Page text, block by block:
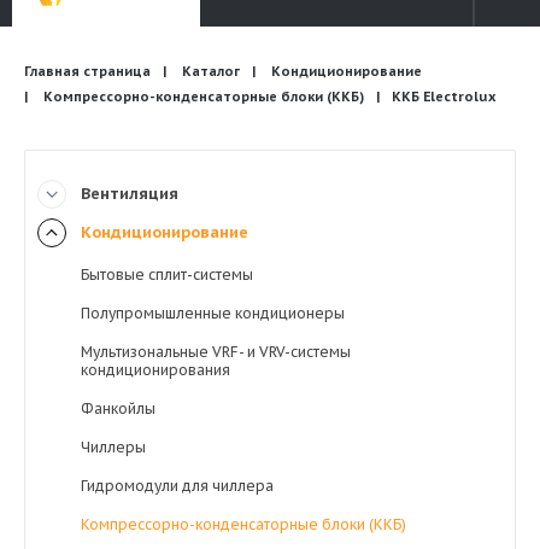
Бланки запросов
Главная страница Каталог
Кондиционирование
Компрессорно-конденсаторные блоки (ККБ)
ККБ Electrolux
Вентиляция
Кондиционирование
Бытовые сплит-системы
Полупромышленные кондиционеры
Мультизональные VRF- и VRV-системы
кондиционирования
Фанкойлы
Чиллеры
Гидромодули для чиллера
Компрессорно-конденсаторные блоки (ККБ)